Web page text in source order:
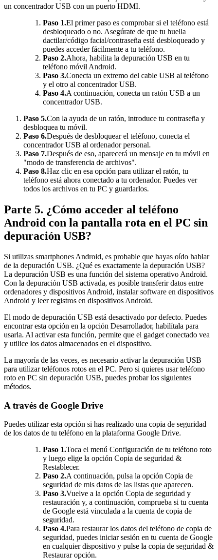
un concentrador USB con un puerto HDMI.
Paso 1.El primer paso es comprobar si el teléfono está
desbloqueado o no. Asegúrate de que tu huella
dactilar/código facial/contraseña está desbloqueado y
puedes acceder fácilmente a tu teléfono.
Paso 2.Ahora, habilita la depuración USB en tu
teléfono móvil Android.
Paso 3.Conecta un extremo del cable USB al teléfono
y el otro al concentrador USB.
Paso 4.A continuación, conecta un ratón USB a un
concentrador USB.
Paso 5.Con la ayuda de un ratón, introduce tu contraseña y
desbloquea tu móvil.
Paso 6.Después de desbloquear el teléfono, conecta el
concentrador USB al ordenador personal.
Paso 7.Después de eso, aparecerá un mensaje en tu móvil en
"modo de transferencia de archivos".
Paso 8.Haz clic en esa opción para utilizar el ratón, tu
teléfono está ahora conectado a tu ordenador. Puedes ver
todos los archivos en tu PC y guardarlos.
Parte 5. ¿Cómo acceder al teléfono
Android con la pantalla rota en el PC sin
depuración USB?
Si utilizas smartphones Android, es probable que hayas oído hablar
de la depuración USB. ¿Qué es exactamente la depuración USB?
La depuración USB es una función del sistema operativo Android.
Con la depuración USB activada, es posible transferir datos entre
ordenadores y dispositivos Android, instalar software en dispositivos
Android y leer registros en dispositivos Android.
El modo de depuración USB está desactivado por defecto. Puedes
encontrar esta opción en la opción Desarrollador, habilítala para
usarla. Al activar esta función, permite que el gadget conectado vea
y utilice los datos almacenados en el dispositivo.
La mayoría de las veces, es necesario activar la depuración USB
para utilizar teléfonos rotos en el PC. Pero si quieres usar teléfono
roto en PC sin depuración USB, puedes probar los siguientes
métodos.
A través de Google Drive
Puedes utilizar esta opción si has realizado una copia de seguridad
de los datos de tu teléfono en la plataforma Google Drive.
Paso 1.Toca el menú Configuración de tu teléfono roto
y luego elige la opción Copia de seguridad &
Restablecer.
Paso 2.A continuación, pulsa la opción Copia de
seguridad de mis datos de las listas que aparecen.
Paso 3.Vuelve a la opción Copia de seguridad y
restauración y, a continuación, comprueba si tu cuenta
de Google está vinculada a la cuenta de copia de
seguridad.
Paso 4.Para restaurar los datos del teléfono de copia de
seguridad, puedes iniciar sesión en tu cuenta de Google
en cualquier dispositivo y pulse la copia de seguridad &
Restaurar opción.